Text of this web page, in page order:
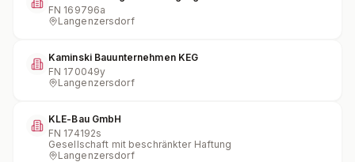
FN 169796a
Langenzersdorf
Kaminski Bauunternehmen KEG
FN 170049y
Langenzersdorf
KLE-Bau GmbH
FN 174192s
Gesellschaft mit beschränkter Haftung
Langenzersdorf